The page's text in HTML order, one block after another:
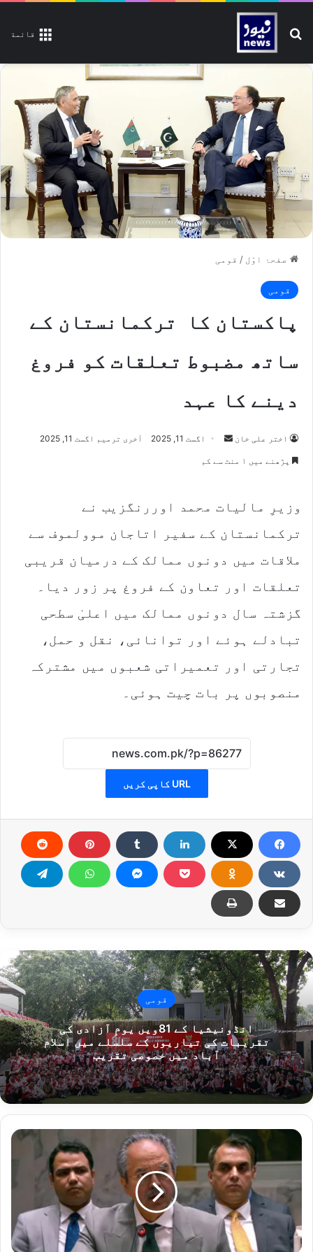
قائمة تلاش کیجیے
صفحۂ اوّل / قومی
قومی
پاکستان کا ترکمانستان کے
ساتھ مضبوط تعلقات کو فروغ
دینے کا عہد
اختر علی خان
a
e
اگست 11, 2025 آخری ترمیم اگست 11, 2025
پڑھنے میں ۱ منٹ سے کم
وزیرِ مالیات محمد اوررنگزیب نے
ترکمانستان کے سفیر اتاجان موولموف سے
ملاقات میں دونوں ممالک کے درمیان قریبی
تعلقات اور تعاون کے فروغ پر زور دیا۔
گزشتہ سال دونوں ممالک میں اعلیٰ سطحی
تبادلے ہوئے اور توانائی، نقل و حمل،
تجارتی اور تعمیراتی شعبوں میں مشترکہ
منصوبوں پر بات چیت ہوئی۔
URL کاپی کریں
قومی
انڈونیشیا کے 81ویں یومِ آزادی کی
تقریبات کی تیاریوں کے سلسلے میں اسلام
آباد میں خصوصی تقریب
ا
و
ت
ح